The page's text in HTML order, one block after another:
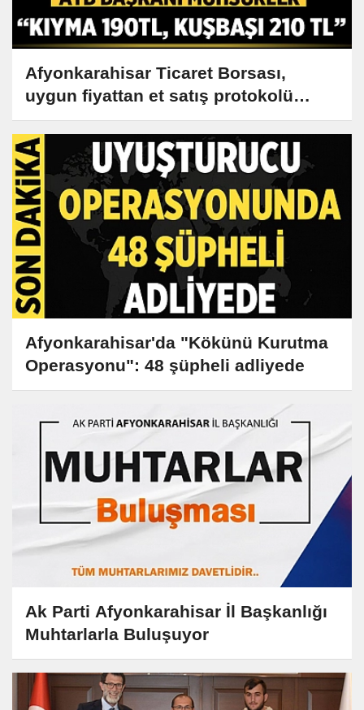
Afyonkarahisar Ticaret Borsası,
uygun fiyattan et satış protokolü
imzaladı
Afyonkarahisar'da "Kökünü Kurutma
Operasyonu": 48 şüpheli adliyede
Ak Parti Afyonkarahisar İl Başkanlığı
Muhtarlarla Buluşuyor